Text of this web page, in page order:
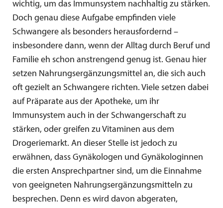
wichtig, um das Immunsystem nachhaltig zu stärken.
Doch genau diese Aufgabe empfinden viele
Schwangere als besonders herausfordernd –
insbesondere dann, wenn der Alltag durch Beruf und
Familie eh schon anstrengend genug ist. Genau hier
setzen Nahrungsergänzungsmittel an, die sich auch
oft gezielt an Schwangere richten. Viele setzen dabei
auf Präparate aus der Apotheke, um ihr
Immunsystem auch in der Schwangerschaft zu
stärken, oder greifen zu Vitaminen aus dem
Drogeriemarkt. An dieser Stelle ist jedoch zu
erwähnen, dass Gynäkologen und Gynäkologinnen
die ersten Ansprechpartner sind, um die Einnahme
von geeigneten Nahrungsergänzungsmitteln zu
besprechen. Denn es wird davon abgeraten,